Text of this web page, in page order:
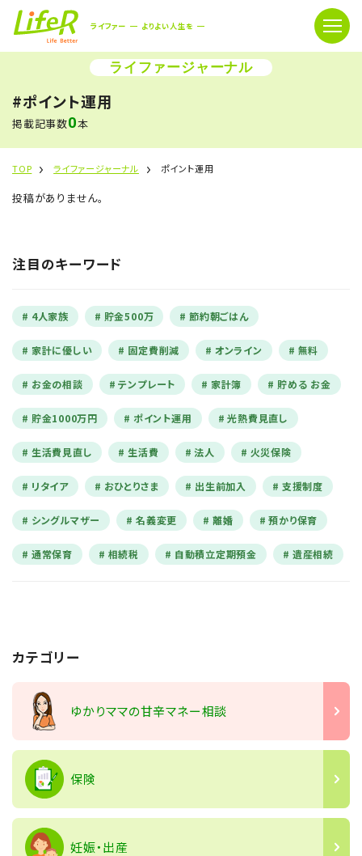
ライファー よりよい人生を
ライファージャーナル
#ポイント運用
掲載記事数0本
TOP ライファージャーナル ポイント運用
投稿がありません。
注目のキーワード
4人家族 貯金500万 節約朝ごはん
家計に優しい 固定費削減 オンライン 無料
お金の相談 テンプレート 家計簿 貯める お金
貯金1000万円 ポイント運用 光熱費見直し
生活費見直し 生活費 法人 火災保険
リタイア おひとりさま 出生前加入 支援制度
シングルマザー 名義変更 離婚 預かり保育
通常保育 相続税 自動積立定期預金 遺産相続
カテゴリー
ゆかりママの甘辛マネー相談
保険
妊娠・出産